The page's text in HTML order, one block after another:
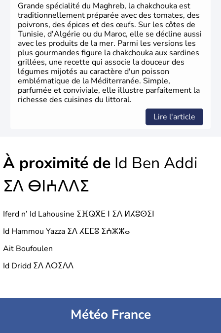
Grande spécialité du Maghreb, la chakchouka est
traditionnellement préparée avec des tomates, des
poivrons, des épices et des œufs. Sur les côtes de
Tunisie, d'Algérie ou du Maroc, elle se décline aussi
avec les produits de la mer. Parmi les versions les
plus gourmandes figure la chakchouka aux sardines
grillées, une recette qui associe la douceur des
légumes mijotés au caractère d'un poisson
emblématique de la Méditerranée. Simple,
parfumée et conviviale, elle illustre parfaitement la
richesse des cuisines du littoral.
Lire l'article
À proximité de Id Ben Addi
ⵉⴷ ⴱⵏⵄⴷⴷⵉ
Iferd n’ Id Lahousine ⵉⴼⵕⴳⴹ ⵏ ⵉⴷ ⵍⵃⵓⵙⵉⵏ
Id Hammou Yazza ⵉⴷ ⵃⵎⵎⵓ ⵉⵄⵣⵣⴰ
Ait Boufoulen
Id Dridd ⵉⴷ ⴷⵔⵉⴷⴷ
Météo France